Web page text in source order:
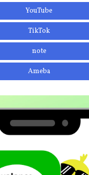
YouTube
TikTok
note
Ameba